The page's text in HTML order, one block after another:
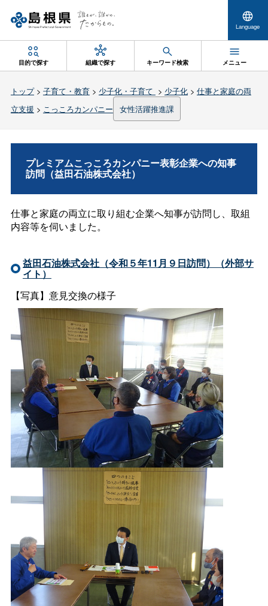
Language
目的で探す 組織で探す キーワード検索 メニュー
トップ> 子育て・教育> 少子化・子育て > 少子化> 仕事と家庭の両
立支援 > こっころカンパニー 女性活躍推進課
プレミアムこっころカンパニー表彰企業への知事
訪問（益田石油株式会社）
仕事と家庭の両立に取り組む企業へ知事が訪問し、取組
内容等を伺いました。
益田石油株式会社（令和５年11月９日訪問）（外部サ
イト）
【写真】意見交換の様子